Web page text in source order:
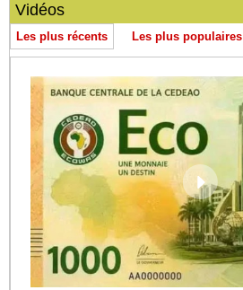
Vidéos
Les plus récents Les plus populaires